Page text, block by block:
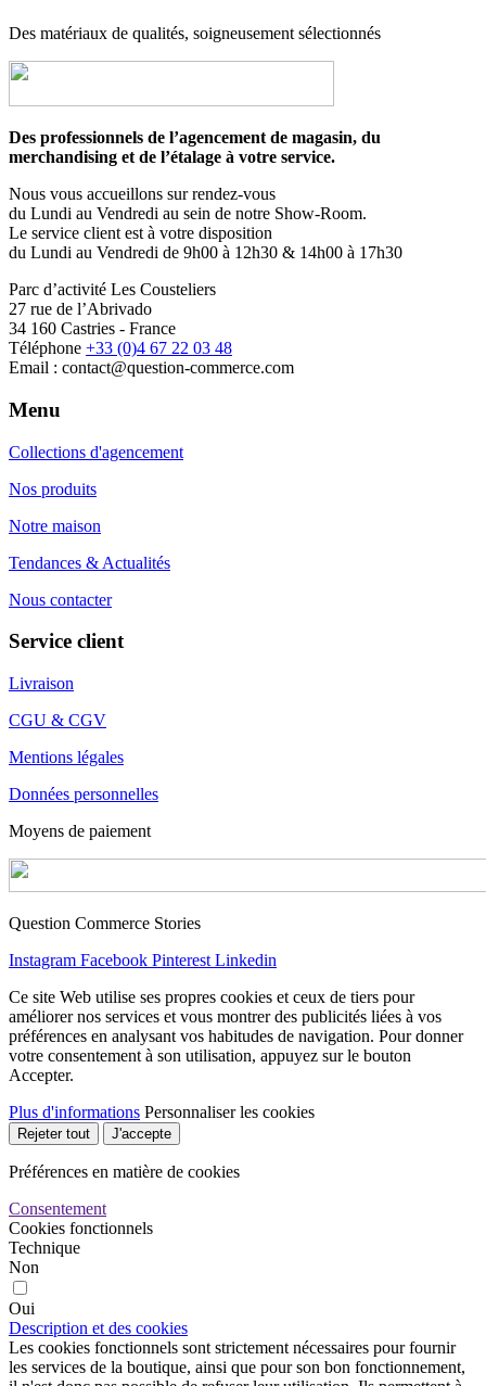
Des matériaux de qualités, soigneusement sélectionnés
Des professionnels de l’agencement de magasin, du
merchandising et de l’étalage à votre service.
Nous vous accueillons sur rendez-vous
du Lundi au Vendredi au sein de notre Show-Room.
Le service client est à votre disposition
du Lundi au Vendredi de 9h00 à 12h30 & 14h00 à 17h30
Parc d’activité Les Cousteliers
27 rue de l’Abrivado
34 160 Castries - France
Téléphone +33 (0)4 67 22 03 48
Email : contact@question-commerce.com
Menu
Collections d'agencement
Nos produits
Notre maison
Tendances & Actualités
Nous contacter
Service client
Livraison
CGU & CGV
Mentions légales
Données personnelles
Moyens de paiement
Question Commerce Stories
Instagram Facebook Pinterest Linkedin
Ce site Web utilise ses propres cookies et ceux de tiers pour
améliorer nos services et vous montrer des publicités liées à vos
préférences en analysant vos habitudes de navigation. Pour donner
votre consentement à son utilisation, appuyez sur le bouton
Accepter.
Plus d'informations Personnaliser les cookies
Rejeter tout J'accepte
Préférences en matière de cookies
Consentement
Cookies fonctionnels
Technique
Non
Oui
Description et des cookies
Les cookies fonctionnels sont strictement nécessaires pour fournir
les services de la boutique, ainsi que pour son bon fonctionnement,